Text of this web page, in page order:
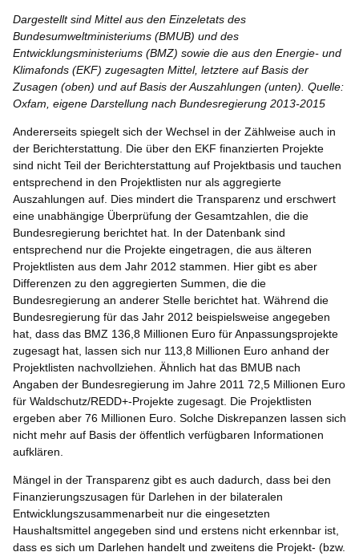
Dargestellt sind Mittel aus den Einzeletats des
Bundesumweltministeriums (BMUB) und des
Entwicklungsministeriums (BMZ) sowie die aus den Energie- und
Klimafonds (EKF) zugesagten Mittel, letztere auf Basis der
Zusagen (oben) und auf Basis der Auszahlungen (unten). Quelle:
Oxfam, eigene Darstellung nach Bundesregierung 2013-2015
Andererseits spiegelt sich der Wechsel in der Zählweise auch in
der Berichterstattung. Die über den EKF finanzierten Projekte
sind nicht Teil der Berichterstattung auf Projektbasis und tauchen
entsprechend in den Projektlisten nur als aggregierte
Auszahlungen auf. Dies mindert die Transparenz und erschwert
eine unabhängige Überprüfung der Gesamtzahlen, die die
Bundesregierung berichtet hat. In der Datenbank sind
entsprechend nur die Projekte eingetragen, die aus älteren
Projektlisten aus dem Jahr 2012 stammen. Hier gibt es aber
Differenzen zu den aggregierten Summen, die die
Bundesregierung an anderer Stelle berichtet hat. Während die
Bundesregierung für das Jahr 2012 beispielsweise angegeben
hat, dass das BMZ 136,8 Millionen Euro für Anpassungsprojekte
zugesagt hat, lassen sich nur 113,8 Millionen Euro anhand der
Projektlisten nachvollziehen. Ähnlich hat das BMUB nach
Angaben der Bundesregierung im Jahre 2011 72,5 Millionen Euro
für Waldschutz/REDD+-Projekte zugesagt. Die Projektlisten
ergeben aber 76 Millionen Euro. Solche Diskrepanzen lassen sich
nicht mehr auf Basis der öffentlich verfügbaren Informationen
aufklären.
Mängel in der Transparenz gibt es auch dadurch, dass bei den
Finanzierungszusagen für Darlehen in der bilateralen
Entwicklungszusammenarbeit nur die eingesetzten
Haushaltsmittel angegeben sind und erstens nicht erkennbar ist,
dass es sich um Darlehen handelt und zweitens die Projekt- (bzw.